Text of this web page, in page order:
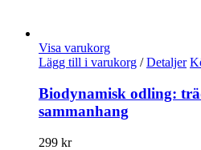
Visa varukorg
Lägg till i varukorg / Detaljer
Biodynamisk odling:
sammanhang
299 kr